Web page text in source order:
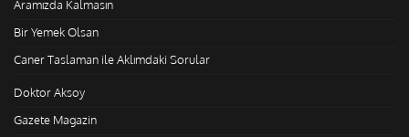
Aramızda Kalmasın
Bir Yemek Olsan
Caner Taslaman ile Aklımdaki Sorular
Doktor Aksoy
Gazete Magazin